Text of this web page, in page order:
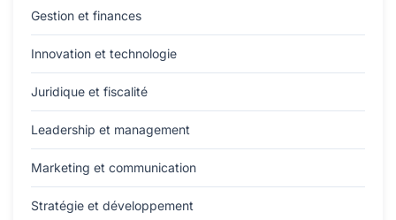
Gestion et finances
Innovation et technologie
Juridique et fiscalité
Leadership et management
Marketing et communication
Stratégie et développement